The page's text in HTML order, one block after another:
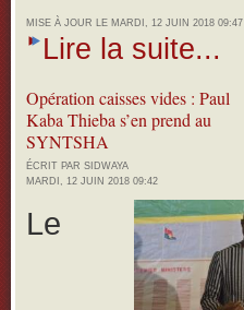
MISE À JOUR LE MARDI, 12 JUIN 2018 09:47
Lire la suite...
Opération caisses vides : Paul
Kaba Thieba s’en prend au
SYNTSHA
ÉCRIT PAR SIDWAYA
MARDI, 12 JUIN 2018 09:42
Le